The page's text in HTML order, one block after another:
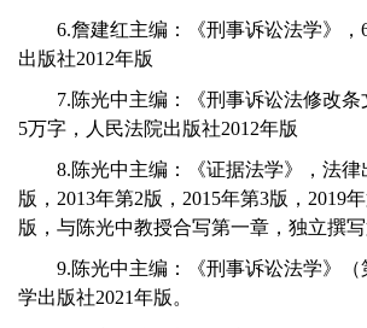
6.詹建红主编：《刑事诉讼法学》，
出版社2012年版
7.陈光中主编：《刑事诉讼法修改条
5万字，人民法院出版社2012年版
8.陈光中主编：《证据法学》，法律
版，2013年第2版，2015年第3版，2019
版，与陈光中教授合写第一章，独立撰写
9.陈光中主编：《刑事诉讼法学》（
学出版社2021年版。